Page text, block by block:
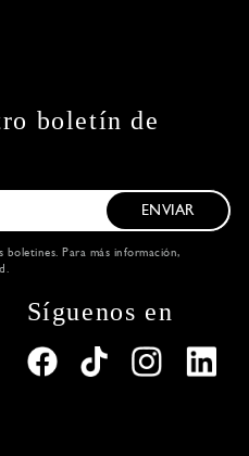
boletín de
ENVIAR
Para más información,
.
Síguenos en